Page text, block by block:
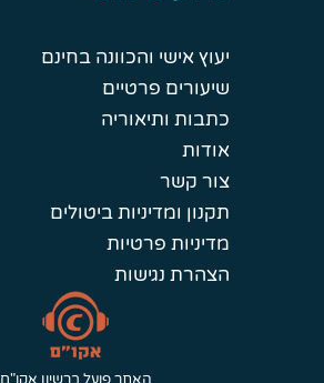
יעוץ אישי והכוונה בחינם
שיעורים פרטיים
כתבות ותיאוריה
אודות
צור קשר
תקנון ומדיניות ביטולים
מדיניות פרטיות
הצהרת נגישות